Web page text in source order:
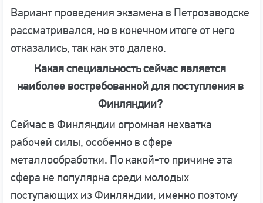
Вариант проведения экзамена в Петрозаводске
рассматривался, но в конечном итоге от него
отказались, так как это далеко.
Какая специальность сейчас является
наиболее востребованной для поступления в
Финляндии?
Сейчас в Финляндии огромная нехватка
рабочей силы, особенно в сфере
металлообработки. По какой-то причине эта
сфера не популярна среди молодых
поступающих из Финляндии, именно поэтому